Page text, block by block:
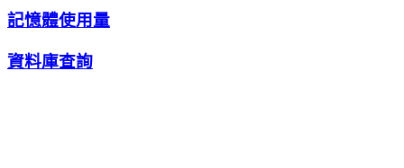
記憶體使用量
資料庫查詢